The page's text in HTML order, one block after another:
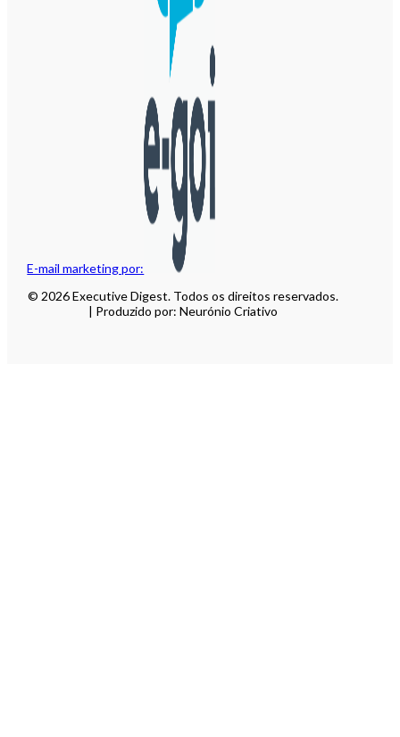
E-mail marketing por:
© 2026 Executive Digest. Todos os direitos reservados.
| Produzido por: Neurónio Criativo